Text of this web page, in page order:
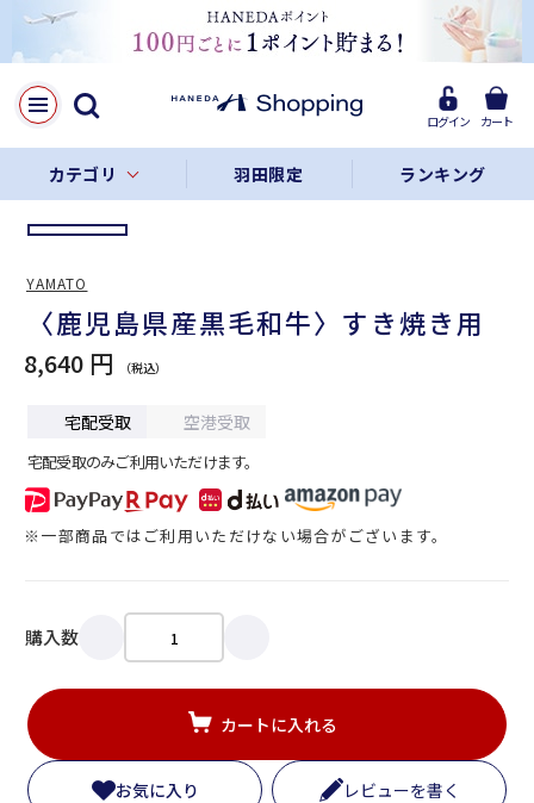
ログイン カート
カテゴリ 羽田限定 ランキング
LINE
Facebook
リンクをコピー
〈鹿児島県産黒毛和牛〉すき焼き用
8,640 円
宅配受取 空港受取
宅配受取のみご利用いただけます。
※一部商品ではご利用いただけない場合がございます。
購入数
カートに入れる
お気に入り レビューを書く
YAMATO